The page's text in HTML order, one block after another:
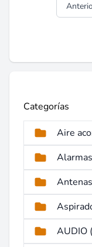
Categorías
Aire
Alarmas